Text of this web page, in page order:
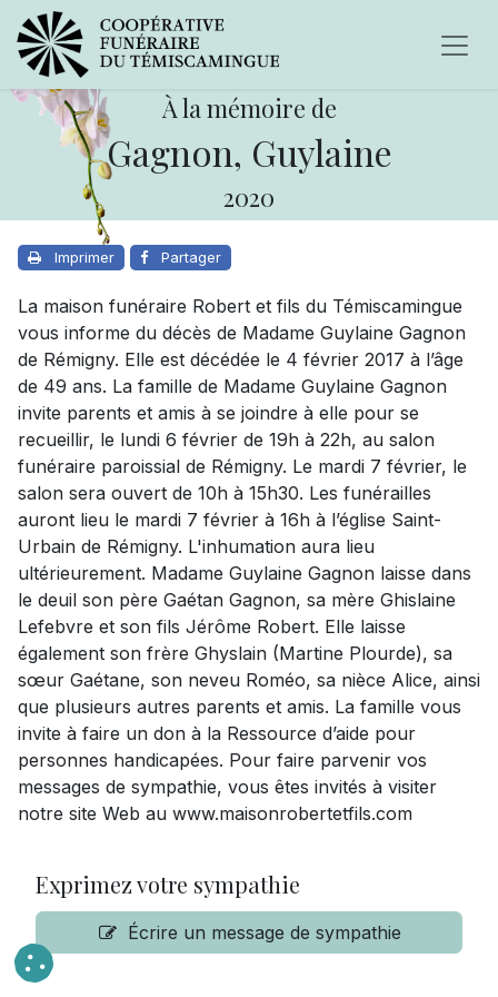
À la mémoire de
Gagnon, Guylaine
2020
Imprimer Partager
La maison funéraire Robert et fils du Témiscamingue
vous informe du décès de Madame Guylaine Gagnon
de Rémigny. Elle est décédée le 4 février 2017 à l’âge
de 49 ans. La famille de Madame Guylaine Gagnon
invite parents et amis à se joindre à elle pour se
recueillir, le lundi 6 février de 19h à 22h, au salon
funéraire paroissial de Rémigny. Le mardi 7 février, le
salon sera ouvert de 10h à 15h30. Les funérailles
auront lieu le mardi 7 février à 16h à l’église Saint-
Urbain de Rémigny. L'inhumation aura lieu
ultérieurement. Madame Guylaine Gagnon laisse dans
le deuil son père Gaétan Gagnon, sa mère Ghislaine
Lefebvre et son fils Jérôme Robert. Elle laisse
également son frère Ghyslain (Martine Plourde), sa
sœur Gaétane, son neveu Roméo, sa nièce Alice, ainsi
que plusieurs autres parents et amis. La famille vous
invite à faire un don à la Ressource d’aide pour
personnes handicapées. Pour faire parvenir vos
messages de sympathie, vous êtes invités à visiter
notre site Web au www.maisonrobertetfils.com
Exprimez votre sympathie
Écrire un message de sympathie